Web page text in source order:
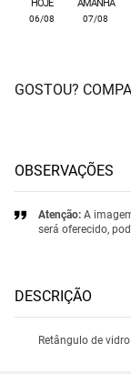
HOJE
06/08
AMANHÃ
07/08
GOSTOU?
OBSERVAÇÕES
Atenção: A
será oferecido,
DESCRIÇÃO
Retângulo de